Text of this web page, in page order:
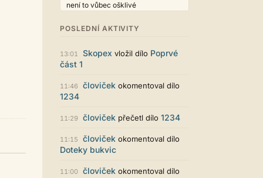
není to vůbec ošklivé
Jarda468
Už i počet přečtení jde vidět,
myslím také už v pořádku,
perfektní práce :)
Singularis
30.07. 06:19
Líbí se mi tmavá varianta nového
vzhledu. Na některých místech
jsou sice mezi prvky příliš velké
mezery, ale když mě to bude štvát,
stylem... Celkově je styl dobře
funkční a příjemný. Podvedl se.
puero 29.07. 11:53
POSLEDNÍ AKTIVITY
13:01 Skopex vložil dílo Poprvé
část 1
11:46 človiček okomentoval dílo
1234
11:29 človiček přečetl dílo 1234
11:15 človiček okomentoval dílo
Doteky bukvic
11:00 človiček okomentoval dílo